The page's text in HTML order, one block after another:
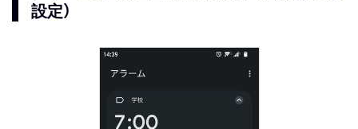
設定）